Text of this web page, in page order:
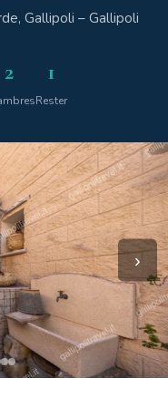
Gallipoli – Gallipoli
2 1
Rester
›